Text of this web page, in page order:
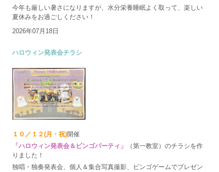
今年も厳しい暑さになりますが、水分栄養睡眠よく取って、楽しい
夏休みをお過ごしください！
2026年07月18日
ハロウィン発表会チラシ
１０／１２(月・祝)開催
「ハロウィン発表会＆ビンゴパーティ」
（第一教室）のチラシを作
りました！
独唱・独奏発表会、個人＆集合写真撮影、ビンゴゲームでプレゼン